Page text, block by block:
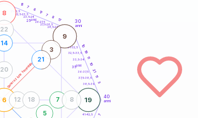
generazione femminile
30
anni
40
anni
21-22,5
22,5-23,5
23,5-24
26-27,5
27,5-28,5
28,5-29
31-32,5
32,5-33,5
33,5-34
36-37,5
37,5-38,5
38,5-39
41-42,5
15
7
6
17
7
8
17
10
19
11
10
21
11
3
7
8
19
6
9
5
7
22
8
14
12 18
20
3
21
25anni
35anni